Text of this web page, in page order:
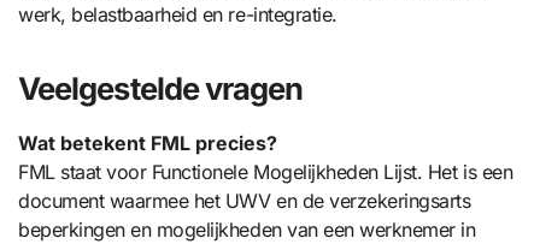
werk, belastbaarheid en re-integratie.
Veelgestelde vragen
Wat betekent FML precies?
FML staat voor Functionele Mogelijkheden Lijst. Het is een
document waarmee het UWV en de verzekeringsarts
beperkingen en mogelijkheden van een werknemer in